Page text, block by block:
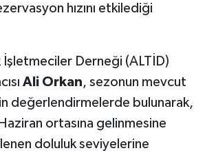
hızını etkilediği
İşletmeciler Derneği (ALTİD)
Ali Orkan, sezonun mevcut
değerlendirmelerde bulunarak,
ortasına gelinmesine
doluluk seviyelerine